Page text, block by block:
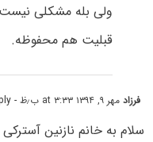
ولی بله مشکلی
قبلیت هم محفوظه.
فرزادمهر ۹, ۱۳۹۴ at ۳:۳۳ ب٫ظ - Reply
سلام به خانم نازنین